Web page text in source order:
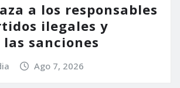
a los responsables
ilegales y
sanciones
Ago 7, 2026